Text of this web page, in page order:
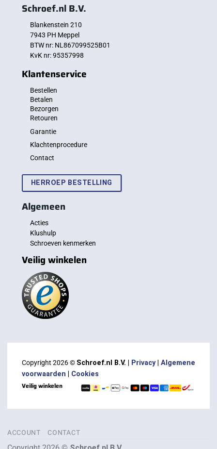
Schroef.nl B.V.
Blankenstein 210
7943 PH Meppel
BTW nr: NL867099525B01
KvK nr: 95357998
Klantenservice
Bestellen
Betalen
Bezorgen
Retouren
Garantie
Klachtenprocedure
Contact
HERROEP BESTELLING
Algemeen
Acties
Klushulp
Schroeven kenmerken
Veilig winkelen
Copyright 2026 © Schroef.nl B.V. | Privacy| Algemene
voorwaarden
Cookies
Veilig winkelen
ACCOUNT CONTACT